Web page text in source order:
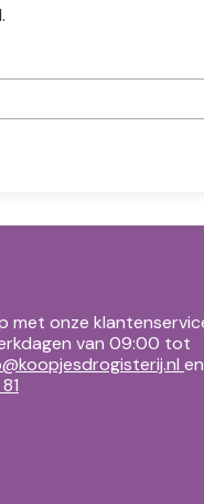
met onze
van 09:00 tot
en